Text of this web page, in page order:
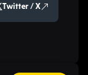
Twitter / X